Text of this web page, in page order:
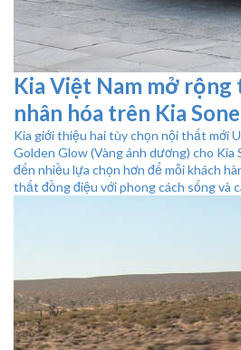
Kia Việt Nam mở rộng
nhân hóa trên Kia
Kia giới thiệu hai tùy chọn nội thất mới
Golden Glow (Vàng ánh dương) cho Kia
đến nhiều lựa chọn hơn để mỗi khách
thất đồng điệu với phong cách sống và